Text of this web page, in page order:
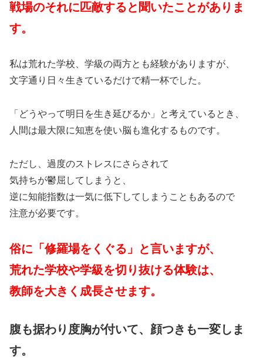
戦場のそれに匹敵すると聞いたことがありま
す。
私は荒れた学校、学級の両方とも経験がありますが、
文字通り日々生きているだけで精一杯でした。
「どうやって明日を生き延びるか」と考えているとき、
人間は最大限に知恵を使い脳も進化するものです。
ただし、過度のストレスにさらされて
気持ちが鬱屈してしまうと、
逆に知能指数は一気に低下してしまうこともあるので
注意が必要です。
俗に「修羅場をくぐる」と言いますが、
荒れた学校や学級を切り抜ける体験は、
教師を大きく成長させます。
腹も据わり度胸が付いて、顔つきも一変しま
す。